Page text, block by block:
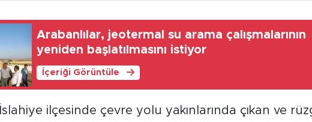
Arabanlılar, jeotermal su arama çalışmalarının
yeniden başlatılmasını istiyor
İçeriği Görüntüle
ilçesinde çevre yolu yakınlarında çıkan ve